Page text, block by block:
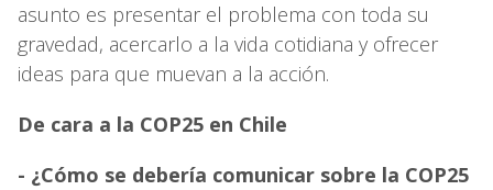
asunto es presentar el problema con toda su
gravedad, acercarlo a la vida cotidiana y ofrecer
ideas para que muevan a la acción.
De cara a la COP25 en Chile
- ¿Cómo se debería comunicar sobre la COP25